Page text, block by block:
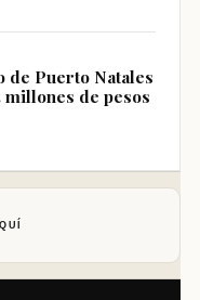
de Puerto Natales
de pesos